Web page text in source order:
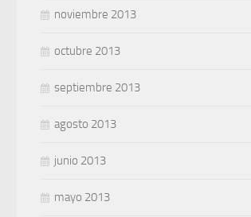
noviembre 2013
octubre 2013
septiembre 2013
agosto 2013
junio 2013
mayo 2013